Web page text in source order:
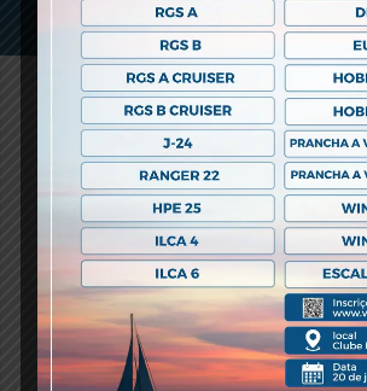
novembro 25, 2017 - 0 comments-
Uma parceria entre Clube Naval Charitas
Clique nos links abaixo e confira os vídeos
produzidas pelo Canal Niterói.
Clube […]
READ MORE
novembro 01, 2017 - 0 comments-